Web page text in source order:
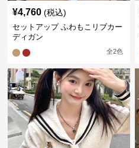
¥4,760 (税込)
セットアップ ふわもこリブカー
ディガン
全2色